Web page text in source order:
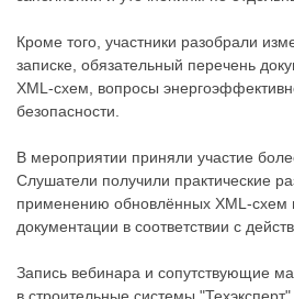
Кроме того, участники разобрали
записке, обязательный перечень
XML-схем, вопросы
безопасности.
В мероприятии приняли участие
Слушатели получили практические
применению обновлённых XML-схем
документации в соответствии с
Запись вебинара и сопутствующие